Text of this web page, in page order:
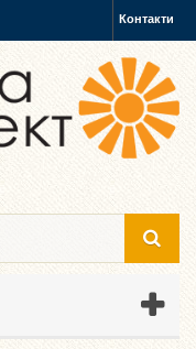
Контакти